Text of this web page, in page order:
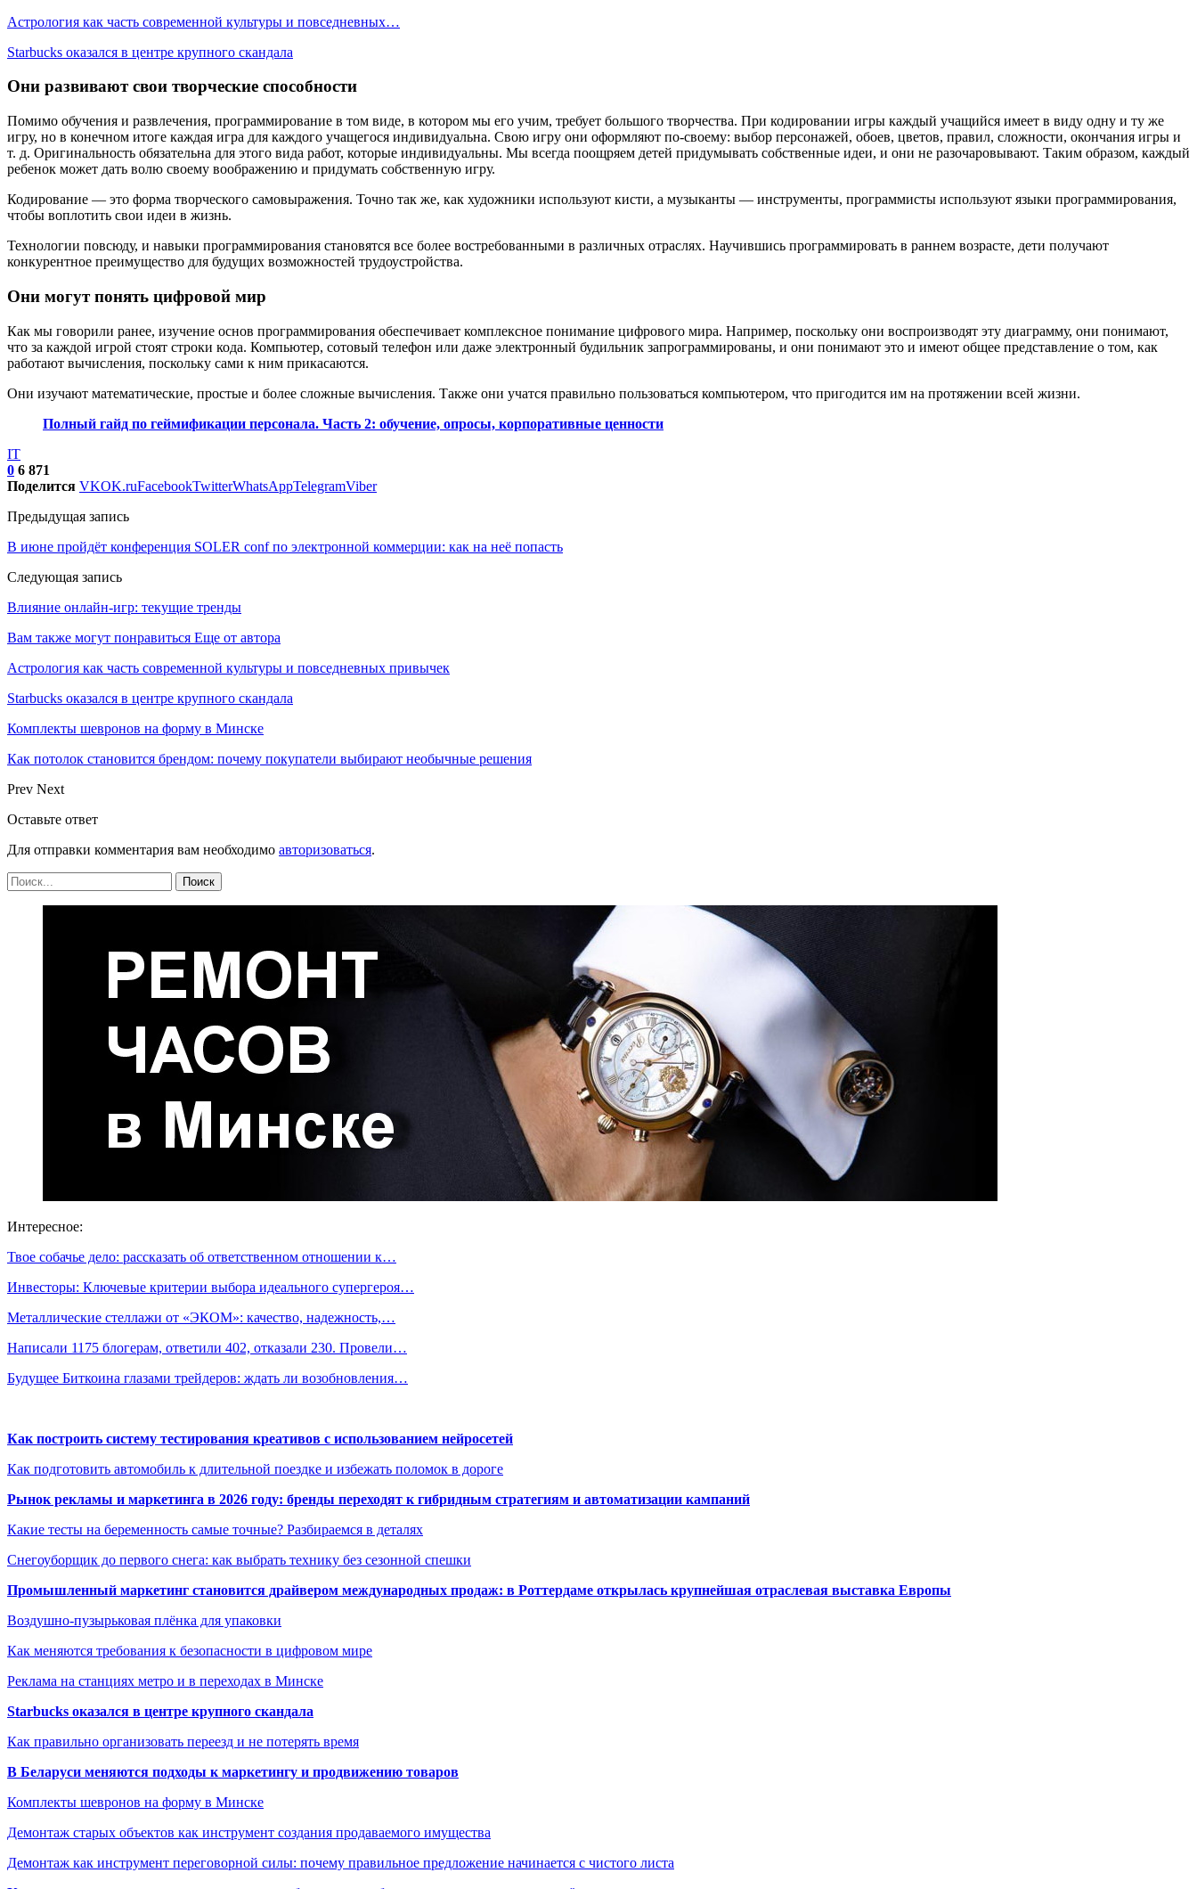
Астрология как часть современной культуры и повседневных…
Starbucks оказался в центре крупного скандала
Они развивают свои творческие способности
Помимо обучения и развлечения, программирование в том виде, в котором мы его учим, требует большого творчества. При кодировании игры каждый учащийся имеет в виду одну и ту же
игру, но в конечном итоге каждая игра для каждого учащегося индивидуальна. Свою игру они оформляют по-своему: выбор персонажей, обоев, цветов, правил, сложности, окончания игры и
т. д. Оригинальность обязательна для этого вида работ, которые индивидуальны. Мы всегда поощряем детей придумывать собственные идеи, и они не разочаровывают. Таким образом, каждый
ребенок может дать волю своему воображению и придумать собственную игру.
Кодирование — это форма творческого самовыражения. Точно так же, как художники используют кисти, а музыканты — инструменты, программисты используют языки программирования,
чтобы воплотить свои идеи в жизнь.
Технологии повсюду, и навыки программирования становятся все более востребованными в различных отраслях. Научившись программировать в раннем возрасте, дети получают
конкурентное преимущество для будущих возможностей трудоустройства.
Они могут понять цифровой мир
Как мы говорили ранее, изучение основ программирования обеспечивает комплексное понимание цифрового мира. Например, поскольку они воспроизводят эту диаграмму, они понимают,
что за каждой игрой стоят строки кода. Компьютер, сотовый телефон или даже электронный будильник запрограммированы, и они понимают это и имеют общее представление о том, как
работают вычисления, поскольку сами к ним прикасаются.
Они изучают математические, простые и более сложные вычисления. Также они учатся правильно пользоваться компьютером, что пригодится им на протяжении всей жизни.
Полный гайд по геймификации персонала. Часть 2: обучение, опросы, корпоративные ценности
IT
0 6 871
Поделится VKOK.ruFacebookTwitterWhatsAppTelegramViber
Предыдущая запись
В июне пройдёт конференция SOLER conf по электронной коммерции: как на неё попасть
Следующая запись
Влияние онлайн-игр: текущие тренды
Вам также могут понравиться Еще от автора
Астрология как часть современной культуры и повседневных привычек
Starbucks оказался в центре крупного скандала
Комплекты шевронов на форму в Минске
Как потолок становится брендом: почему покупатели выбирают необычные решения
Prev Next
Оставьте ответ
Для отправки комментария вам необходимо авторизоваться.
Интересное:
Твое собачье дело: рассказать об ответственном отношении к…
Инвесторы: Ключевые критерии выбора идеального супергероя…
Металлические стеллажи от «ЭКОМ»: качество, надежность,…
Написали 1175 блогерам, ответили 402, отказали 230. Провели…
Будущее Биткоина глазами трейдеров: ждать ли возобновления…
Как построить систему тестирования креативов с использованием нейросетей
Как подготовить автомобиль к длительной поездке и избежать поломок в дороге
Рынок рекламы и маркетинга в 2026 году: бренды переходят к гибридным стратегиям и автоматизации кампаний
Какие тесты на беременность самые точные? Разбираемся в деталях
Снегоуборщик до первого снега: как выбрать технику без сезонной спешки
Промышленный маркетинг становится драйвером международных продаж: в Роттердаме открылась крупнейшая отраслевая выставка Европы
Воздушно-пузырьковая плёнка для упаковки
Как меняются требования к безопасности в цифровом мире
Реклама на станциях метро и в переходах в Минске
Starbucks оказался в центре крупного скандала
Как правильно организовать переезд и не потерять время
В Беларуси меняются подходы к маркетингу и продвижению товаров
Комплекты шевронов на форму в Минске
Демонтаж старых объектов как инструмент создания продаваемого имущества
Демонтаж как инструмент переговорной силы: почему правильное предложение начинается с чистого листа